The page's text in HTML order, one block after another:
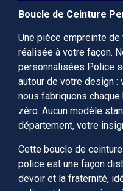
Boucle de Ceinture
Une pièce empreinte
réalisée à votre façon.
personnalisées Police
autour de votre design
nous fabriquons
zéro. Aucun modèle
département, votre
Cette boucle de
police est une façon
devoir et la fraternité,